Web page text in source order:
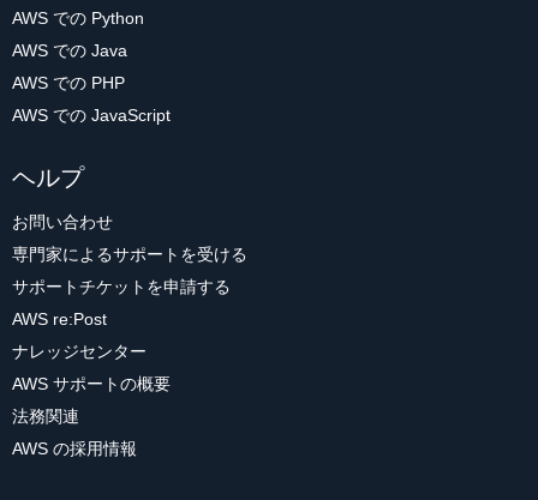
AWS での Python
AWS での Java
AWS での PHP
AWS での JavaScript
ヘルプ
お問い合わせ
専門家によるサポートを受ける
サポートチケットを申請する
AWS re:Post
ナレッジセンター
AWS サポートの概要
法務関連
AWS の採用情報